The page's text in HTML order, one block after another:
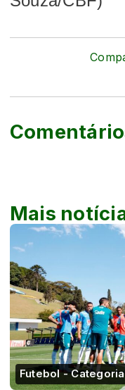
Mais
Futebol -